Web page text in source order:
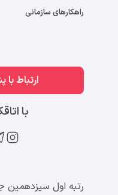
راهکارهای سازمانی
ارتباط با
با
رتبه اول سیزدهمین